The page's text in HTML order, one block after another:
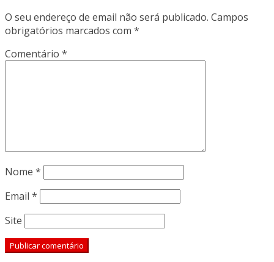
O seu endereço de email não será publicado. Campos
obrigatórios marcados com *
Comentário *
Nome *
Email *
Site